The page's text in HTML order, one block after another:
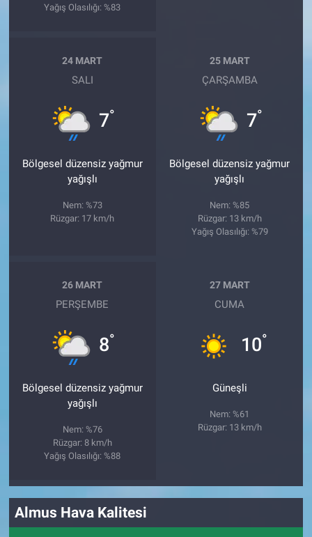
Yağış Olasılığı: %83
24 MART
SALI
7°
Bölgesel düzensiz yağmur
yağışlı
Nem: %73
Rüzgar: 17 km/h
25 MART
ÇARŞAMBA
7°
Bölgesel düzensiz yağmur
yağışlı
Nem: %85
Rüzgar: 13 km/h
Yağış Olasılığı: %79
26 MART
PERŞEMBE
8°
Bölgesel düzensiz yağmur
yağışlı
Nem: %76
Rüzgar: 8 km/h
Yağış Olasılığı: %88
27 MART
CUMA
10°
Güneşli
Nem: %61
Rüzgar: 13 km/h
Almus Hava Kalitesi